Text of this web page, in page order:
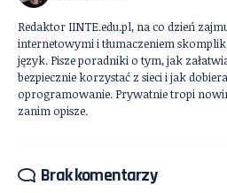
Redaktor IINTE.edu.pl, na co dzień
internetowymi i tłumaczeniem
język. Pisze poradniki o tym, jak
bezpiecznie korzystać z sieci i jak
oprogramowanie. Prywatnie tropi
zanim opisze.
Brak komentarzy